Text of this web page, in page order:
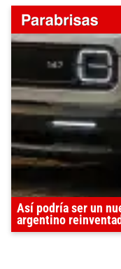
Así podría ser un
argentino